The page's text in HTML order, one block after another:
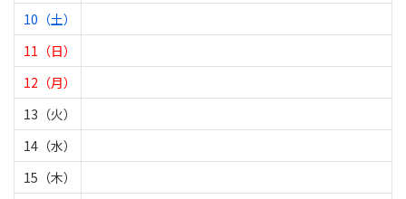
10（土）
11（日）
12（月）
13（火）
14（水）
15（木）